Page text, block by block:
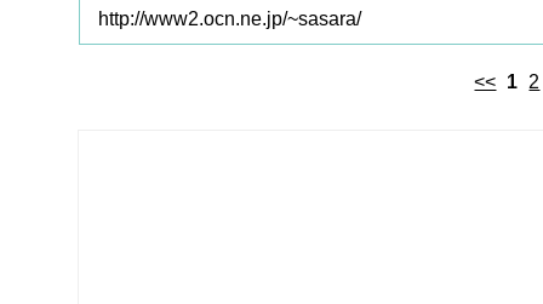
http://www2.ocn.ne.jp/~sasara/
<< 1 2